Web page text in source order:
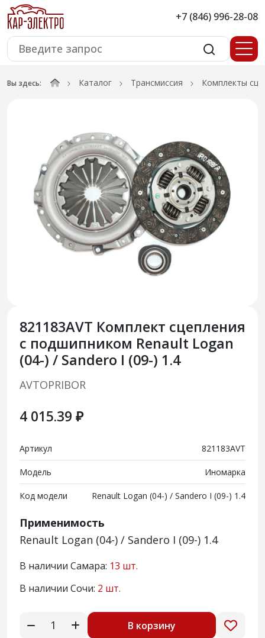
+7 (846) 996-28-08
Вы здесь: Каталог Трансмиссия Комплекты
821183AVT Комплект сцепления
с подшипником Renault Logan
(04-) / Sandero I (09-) 1.4
AVTOPRIBOR
4 015.39 ₽
Артикул 821183AVT
Модель Иномарка
Код модели Renault Logan (04-) / Sandero I (09-) 1.4
Применимость
Renault Logan (04-) / Sandero I (09-) 1.4
В наличии Самара: 13 шт.
В наличии Сочи: 2 шт.
В корзину